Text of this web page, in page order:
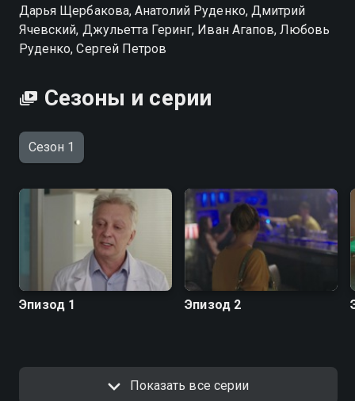
Дарья Щербакова, Анатолий Руденко, Дмитрий
Ячевский, Джульетта Геринг, Иван Агапов, Любовь
Руденко, Сергей Петров
Сезоны и серии
Сезон 1
Эпизод 1 Эпизод 2
Показать все серии